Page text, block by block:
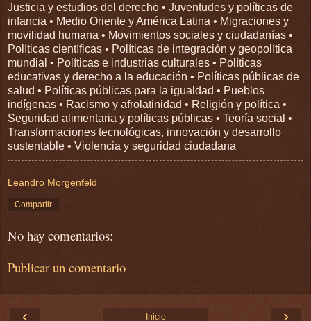
Justicia y estudios del derecho • Juventudes y políticas de
infancia • Medio Oriente y América Latina • Migraciones y
movilidad humana • Movimientos sociales y ciudadanías •
Políticas científicas • Políticas de integración y geopolítica
mundial • Políticas e industrias culturales • Políticas
educativas y derecho a la educación • Políticas públicas de
salud • Políticas públicas para la igualdad • Pueblos
indígenas • Racismo y afrolatinidad • Religión y política •
Seguridad alimentaria y políticas públicas • Teoría social •
Transformaciones tecnológicas, innovación y desarrollo
sustentable • Violencia y seguridad ciudadana
Leandro Morgenfeld
Compartir
No hay comentarios:
Publicar un comentario
‹ ›
Inicio